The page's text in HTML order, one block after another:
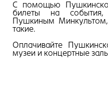
С помощью
билеты на
Пушкиным
такие.
Оплачивайте
музеи и концертные